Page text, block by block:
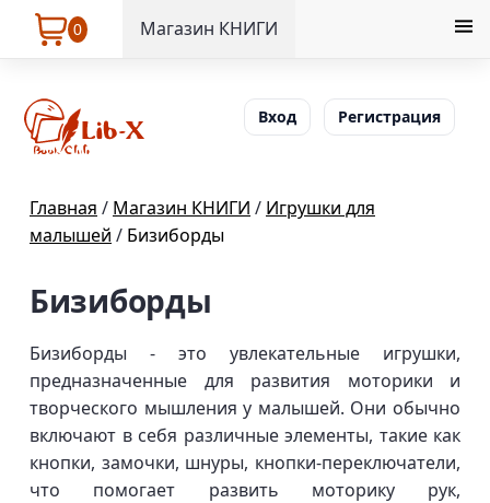
0 Магазин КНИГИ
Вход Регистрация
Главная / Магазин КНИГИ / Игрушки для
малышей / Бизиборды
Бизиборды
Бизиборды - это увлекательные игрушки,
предназначенные для развития моторики и
творческого мышления у малышей. Они обычно
включают в себя различные элементы, такие как
кнопки, замочки, шнуры, кнопки-переключатели,
что помогает развить моторику рук,